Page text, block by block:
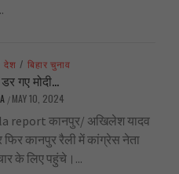
देश / बिहार चुनाव
गए मोदी…
/ MAY 10, 2024
report कानपुर/ अखिलेश यादव
कानपुर रैली में कांग्रेस नेता
के लिए पहुंचे।...